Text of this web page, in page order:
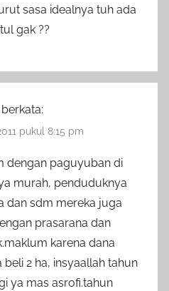
sasa idealnya tuh ada
gak ??
berkata:
pukul 8:15 pm
dengan paguyuban di
murah, penduduknya
dan sdm mereka juga
prasarana dan
karena dana
2 ha, insyaallah tahun
ya mas asrofi.tahun